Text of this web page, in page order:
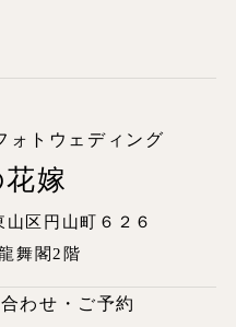
ォトウェディング
嫁
区円山町６２６
舞閣2階
わせ・ご予約